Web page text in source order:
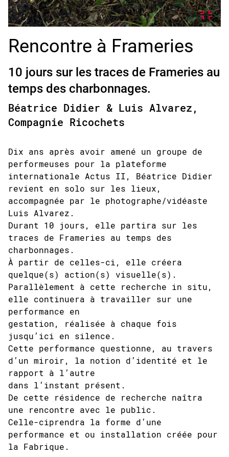
Rencontre à Frameries
10 jours sur les traces de Frameries au
temps des charbonnages.
Béatrice Didier & Luis Alvarez,
Compagnie Ricochets
Dix ans après avoir amené un groupe de
performeuses pour la plateforme
internationale Actus II, Béatrice Didier
revient en solo sur les lieux,
accompagnée par le photographe/vidéaste
Luis Alvarez.
Durant 10 jours, elle partira sur les
traces de Frameries au temps des
charbonnages.
À partir de celles-ci, elle créera
quelque(s) action(s) visuelle(s).
Parallèlement à cette recherche in situ,
elle continuera à travailler sur une
performance en
gestation, réalisée à chaque fois
jusqu’ici en silence.
Cette performance questionne, au travers
d’un miroir, la notion d’identité et le
rapport à l’autre
dans l’instant présent.
De cette résidence de recherche naîtra
une rencontre avec le public.
Celle-ciprendra la forme d’une
performance et ou installation créée pour
la Fabrique.